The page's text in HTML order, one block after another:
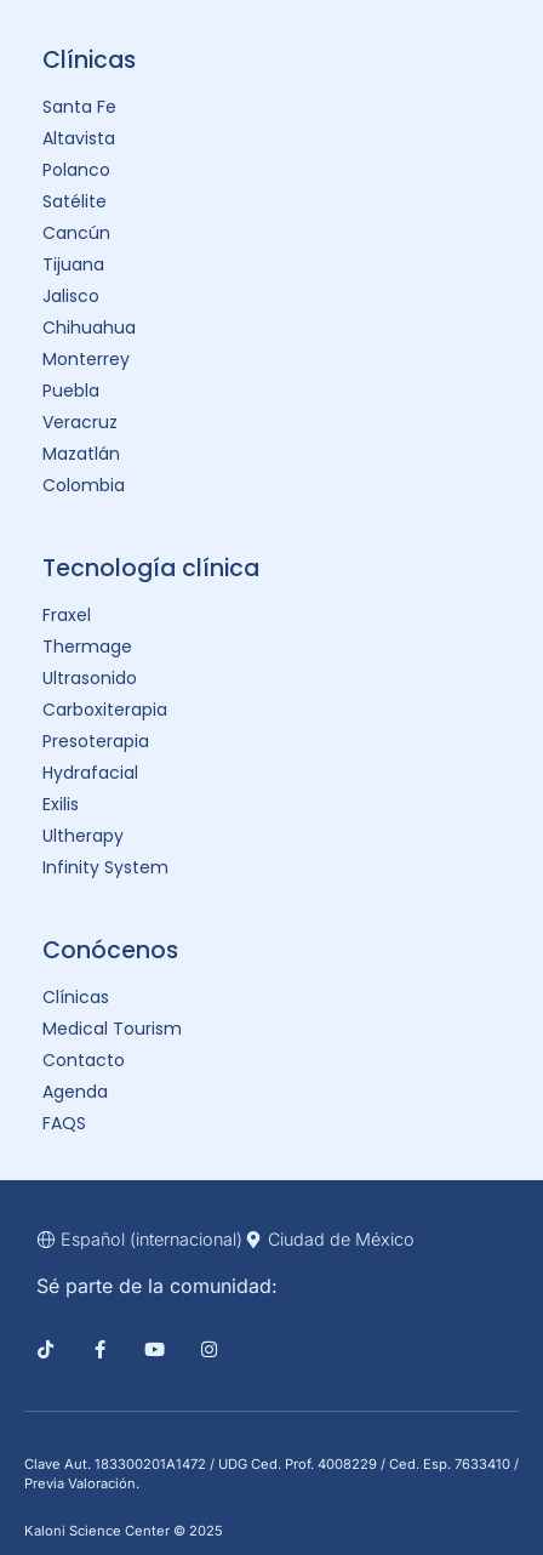
Clínicas
Santa Fe
Altavista
Polanco
Satélite
Cancún
Tijuana
Jalisco
Chihuahua
Monterrey
Puebla
Veracruz
Mazatlán
Colombia
Tecnología clínica
Fraxel
Thermage
Ultrasonido
Carboxiterapia
Presoterapia
Hydrafacial
Exilis
Ultherapy
Infinity System
Conócenos
Clínicas
Medical Tourism
Contacto
Agenda
FAQS
Español (internacional) Ciudad de México
Sé parte de la comunidad:
Clave Aut. 183300201A1472 / UDG Ced. Prof. 4008229 / Ced. Esp. 7633410 /
Previa Valoración.
Kaloni Science Center © 2025